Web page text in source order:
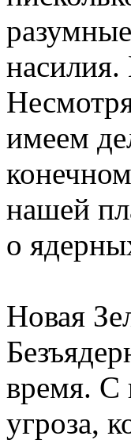
насилия.
имеем
нашей
о
Новая
время. С
угроза,